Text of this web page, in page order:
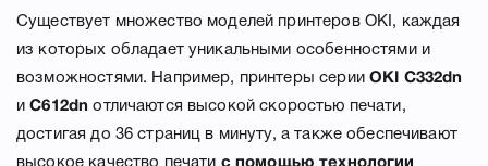
Существует множество моделей принтеров OKI, каждая
из которых обладает уникальными особенностями и
возможностями. Например, принтеры серии OKI C332dn
иC612dn отличаются высокой скоростью печати,
достигая до 36 страниц в минуту, а также обеспечивают